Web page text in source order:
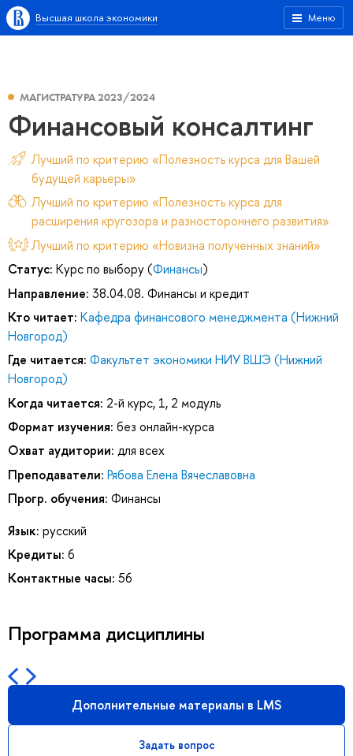
Меню
Высшая школа экономики
МАГИСТРАТУРА 2023/2024
Финансовый консалтинг
Лучший по критерию «Полезность курса для Вашей
будущей карьеры»
Лучший по критерию «Полезность курса для
расширения кругозора и разностороннего развития»
Лучший по критерию «Новизна полученных знаний»
Статус: Курс по выбору (Финансы)
Направление: 38.04.08. Финансы и кредит
Кто читает: Кафедра финансового менеджмента (Нижний
Новгород)
Где читается: Факультет экономики НИУ ВШЭ (Нижний
Новгород)
Когда читается: 2-й курс, 1, 2 модуль
Формат изучения: без онлайн-курса
Охват аудитории: для всех
Преподаватели: Рябова Елена Вячеславовна
Прогр. обучения: Финансы
Язык: русский
Кредиты: 6
Контактные часы: 56
Программа дисциплины
Дополнительные материалы в LMS
Задать вопрос